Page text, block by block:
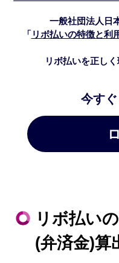
一般社団法人日
「 リボ払いの特徴と
リボ払いを正し
今す
リボ払い
(弁済金)算